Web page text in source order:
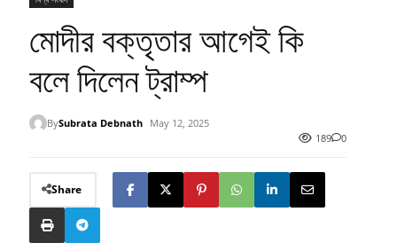
মোদীর বক্তৃতার আগেই কি
বলে দিলেন ট্রাম্প
BySubrata Debnath
May 12, 2025
189
0
Share